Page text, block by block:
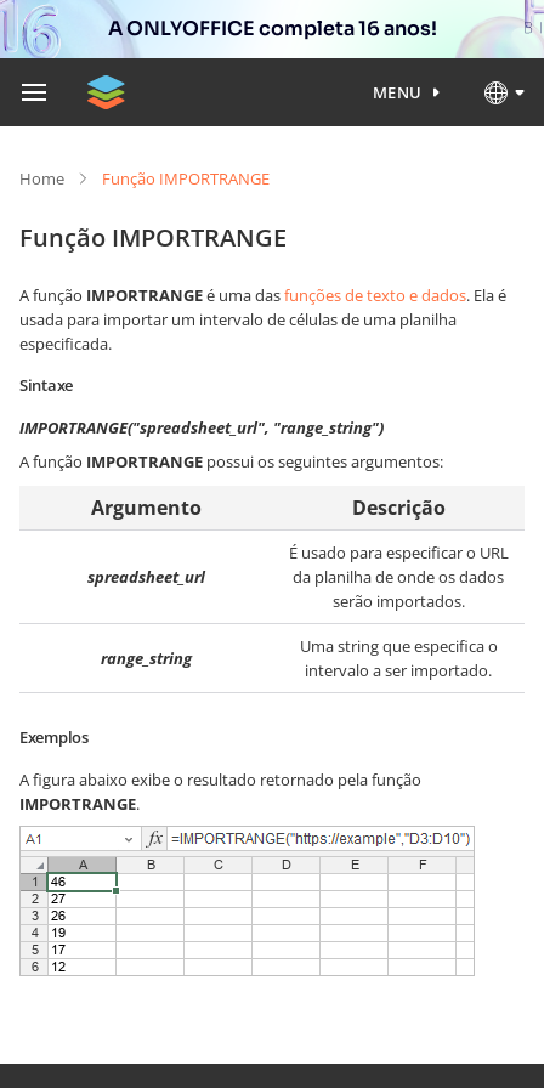
A ONLYOFFICE completa 16 anos!
MENU
Home Função IMPORTRANGE
Função IMPORTRANGE
A função IMPORTRANGEé uma dasfunções de texto e dados. Ela é
usada para importar um intervalo de células de uma planilha
especificada.
Sintaxe
IMPORTRANGE("spreadsheet_url", "range_string")
A função IMPORTRANGE possui os seguintes argumentos:
Argumento Descrição
spreadsheet_url
É usado para especificar o URL
da planilha de onde os dados
serão importados.
range_string
Uma string que especifica o
intervalo a ser importado.
Exemplos
A figura abaixo exibe o resultado retornado pela função
IMPORTRANGE.